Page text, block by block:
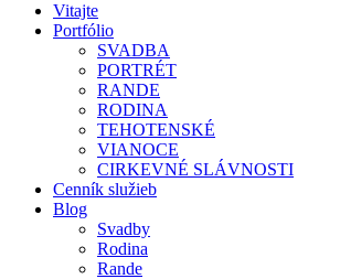
Vitajte
Portfólio
SVADBA
PORTRÉT
RANDE
RODINA
TEHOTENSKÉ
VIANOCE
CIRKEVNÉ SLÁVNOSTI
Cenník služieb
Blog
Svadby
Rodina
Rande